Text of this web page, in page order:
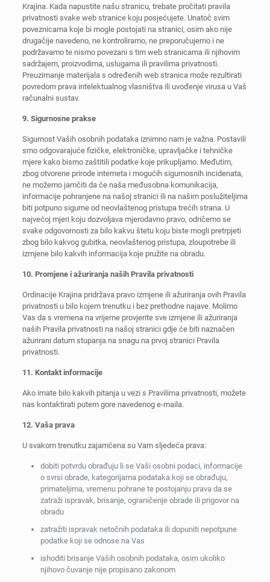
Krajina. Kada napustite našu stranicu, trebate pročitati pravila
privatnosti svake web stranice koju posjećujete. Unatoč svim
poveznicama koje bi mogle postojati na stranici, osim ako nije
drugačije navedeno, ne kontroliramo, ne preporučujemo i ne
podržavamo te nismo povezani s tim web stranicama ili njihovim
sadržajem, proizvodima, uslugama ili pravilima privatnosti.
Preuzimanje materijala s određenih web stranica može rezultirati
povredom prava intelektualnog vlasništva ili uvođenje virusa u Vaš
računalni sustav.
9. Sigurnosne prakse
Sigurnost Vaših osobnih podataka iznimno nam je važna. Postavili
smo odgovarajuće fizičke, elektroničke, upravljačke i tehničke
mjere kako bismo zaštitili podatke koje prikupljamo. Međutim,
zbog otvorene prirode interneta i mogućih sigurnosnih incidenata,
ne možemo jamčiti da će naša međusobna komunikacija,
informacije pohranjene na našoj stranici ili na našim poslužiteljima
biti potpuno sigurne od neovlaštenog pristupa trećih strana. U
najvećoj mjeri koju dozvoljava mjerodavno pravo, odričemo se
svake odgovornosti za bilo kakvu štetu koju biste mogli pretrpjeti
zbog bilo kakvog gubitka, neovlaštenog pristupa, zloupotrebe ili
izmjene bilo kakvih informacija koje pružite na obradu.
10. Promjene i ažuriranja naših Pravila privatnosti
Ordinacije Krajina pridržava pravo izmjene ili ažuriranja ovih Pravila
privatnosti u bilo kojem trenutku i bez prethodne najave. Molimo
Vas da s vremena na vrijeme provjerite sve izmjene ili ažuriranja
naših Pravila privatnosti na našoj stranici gdje će biti naznačen
ažurirani datum stupanja na snagu na prvoj stranici Pravila
privatnosti.
11. Kontakt informacije
Ako imate bilo kakvih pitanja u vezi s Pravilima privatnosti, možete
nas kontaktirati putem gore navedenog e-maila.
12. Vaša prava
U svakom trenutku zajamčena su Vam sljedeća prava:
dobiti potvrdu obrađuju li se Vaši osobni podaci, informacije
o svrsi obrade, kategorijama podataka koji se obrađuju,
primateljima, vremenu pohrane te postojanju prava da se
zatraži ispravak, brisanje, ograničenje obrade ili prigovor na
obradu
zatražiti ispravak netočnih podataka ili dopuniti nepotpune
podatke koji se odnose na Vas
ishoditi brisanje Vaših osobnih podataka, osim ukoliko
njihovo čuvanje nije propisano zakonom